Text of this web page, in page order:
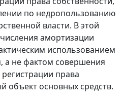
по недропользованию
власти. В этой
амортизации
использованием
а не фактом совершения
права
объект основных средств.